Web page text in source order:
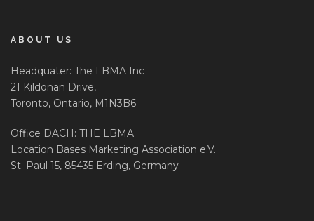
ABOUT US
Headquater: The LBMA Inc
21 Kildonan Drive,
Toronto, Ontario, M1N3B6
Office DACH: THE LBMA
Location Bases Marketing Association e.V.
St. Paul 15, 85435 Erding, Germany